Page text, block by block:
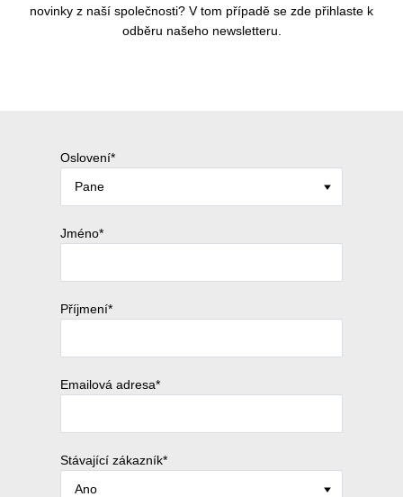
novinky z naší společnosti? V tom případě se zde přihlaste k
odběru našeho newsletteru.
Oslovení*
Jméno*
Příjmení*
Emailová adresa*
Stávající zákazník*